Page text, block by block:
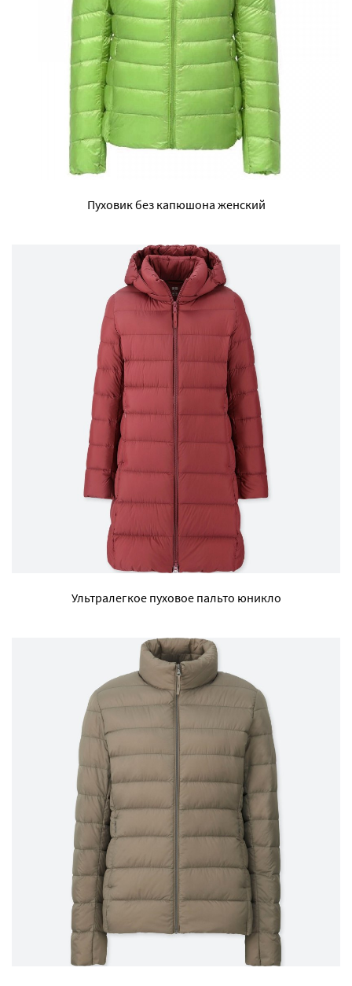
Пуховик без капюшона женский
Ультралегкое пуховое пальто юникло